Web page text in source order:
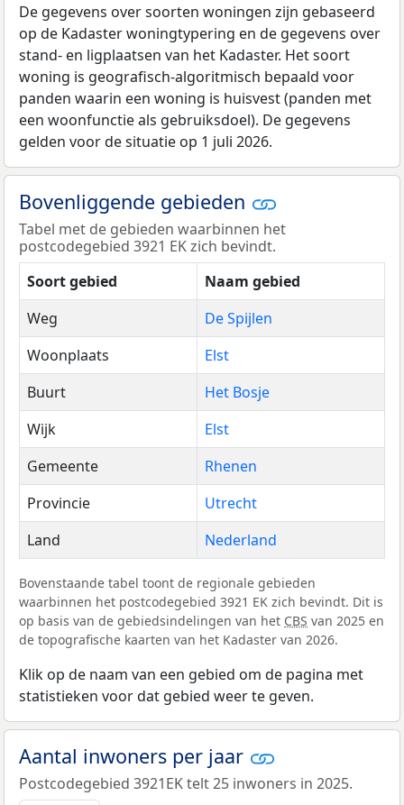
De gegevens over soorten woningen zijn gebaseerd
op de Kadaster woningtypering en de gegevens over
stand- en ligplaatsen van het Kadaster. Het soort
woning is geografisch-algoritmisch bepaald voor
panden waarin een woning is huisvest (panden met
een woonfunctie als gebruiksdoel). De gegevens
gelden voor de situatie op 1 juli 2026.
Bovenliggende gebieden
Tabel met de gebieden waarbinnen het
postcodegebied 3921 EK zich bevindt.
Soort gebied
Naam gebied
Weg
De Spijlen
Woonplaats
Elst
Buurt
Het Bosje
Wijk
Elst
Gemeente
Rhenen
Provincie
Utrecht
Land
Nederland
Bovenstaande tabel toont de regionale gebieden
waarbinnen het postcodegebied 3921 EK zich bevindt. Dit is
op basis van de gebiedsindelingen van het CBS van 2025 en
de topografische kaarten van het Kadaster van 2026.
Klik op de naam van een gebied om de pagina met
statistieken voor dat gebied weer te geven.
Aantal inwoners per jaar
Postcodegebied 3921EK telt 25 inwoners in 2025.